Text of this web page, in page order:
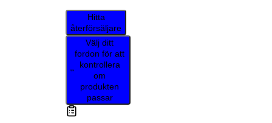
Hitta
återförsäljare
Välj ditt
fordon för att
kontrollera
om
produkten
passar